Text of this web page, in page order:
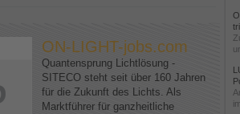
ON-LIGHT-jobs.com
Quantensprung Lichtlösung -
SITECO steht seit über 160 Jahren
für die Zukunft des Lichts. Als
Marktführer für ganzheitliche